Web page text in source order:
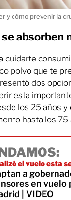
y cómo prevenir la
absorben
cuidarte
polvo que te
dos
esta
los 25 años y
hasta los 75
el vuelo esta
a
en vuelo
| VIDEO